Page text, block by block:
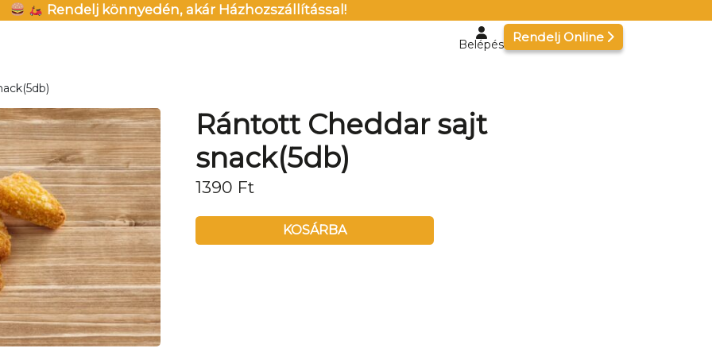
Rendelj könnyedén, akár Házhozszállítással!
Belépés
Rendelj Online
Rántott Cheddar sajt
snack(5db)
1390 Ft
KOSÁRBA